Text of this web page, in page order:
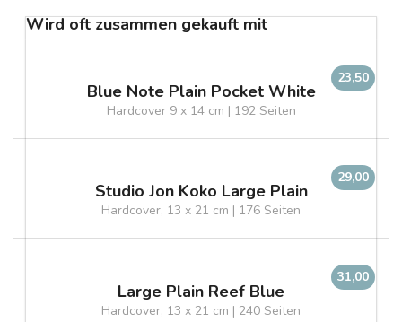
Wird oft zusammen gekauft mit
23,50
Blue Note Plain Pocket White
Hardcover 9 x 14 cm | 192 Seiten
29,00
Studio Jon Koko Large Plain
Hardcover, 13 x 21 cm | 176 Seiten
31,00
Large Plain Reef Blue
Hardcover, 13 x 21 cm | 240 Seiten